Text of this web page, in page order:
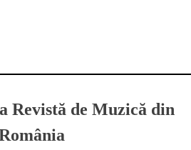
Revistă de Muzică din